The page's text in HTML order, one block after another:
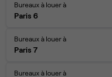
Bureaux à louer à
Paris 6
Bureaux à louer à
Paris 7
Bureaux à louer à